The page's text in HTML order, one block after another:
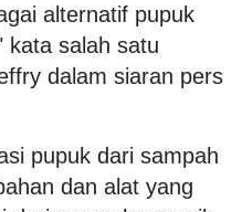
alternatif pupuk
kata salah satu
dalam siaran pers
pupuk dari sampah
dan alat yang